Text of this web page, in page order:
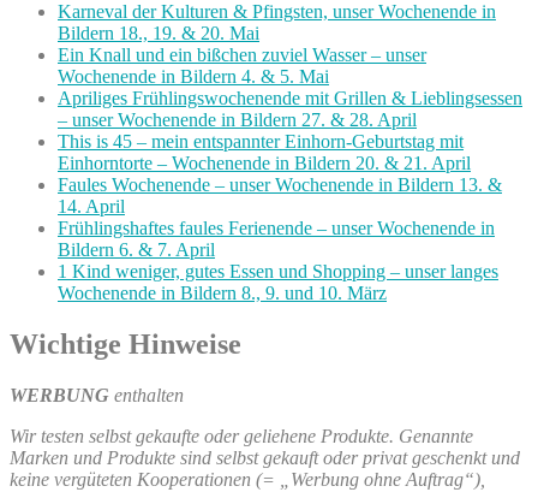
Karneval der Kulturen & Pfingsten, unser Wochenende in
Bildern 18., 19. & 20. Mai
Ein Knall und ein bißchen zuviel Wasser – unser
Wochenende in Bildern 4. & 5. Mai
Apriliges Frühlingswochenende mit Grillen & Lieblingsessen
– unser Wochenende in Bildern 27. & 28. April
This is 45 – mein entspannter Einhorn-Geburtstag mit
Einhorntorte – Wochenende in Bildern 20. & 21. April
Faules Wochenende – unser Wochenende in Bildern 13. &
14. April
Frühlingshaftes faules Ferienende – unser Wochenende in
Bildern 6. & 7. April
1 Kind weniger, gutes Essen und Shopping – unser langes
Wochenende in Bildern 8., 9. und 10. März
Wichtige Hinweise
WERBUNG enthalten
Wir testen selbst gekaufte oder geliehene Produkte. Genannte
Marken und Produkte sind selbst gekauft oder privat geschenkt und
keine vergüteten Kooperationen (= „Werbung ohne Auftrag“),